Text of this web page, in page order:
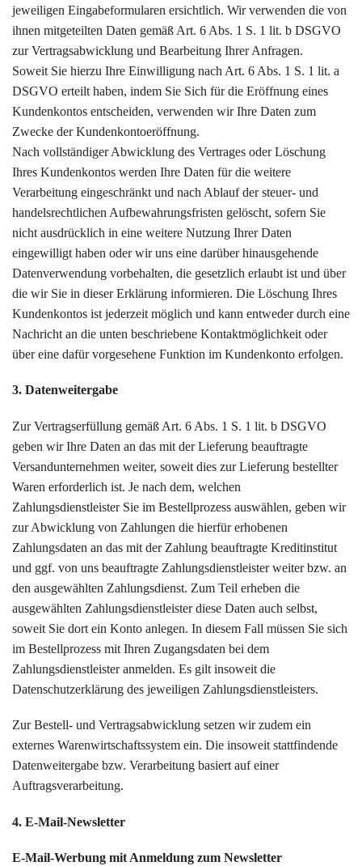
jeweiligen Eingabeformularen ersichtlich. Wir verwenden die von
ihnen mitgeteilten Daten gemäß Art. 6 Abs. 1 S. 1 lit. b DSGVO
zur Vertragsabwicklung und Bearbeitung Ihrer Anfragen.
Soweit Sie hierzu Ihre Einwilligung nach Art. 6 Abs. 1 S. 1 lit. a
DSGVO erteilt haben, indem Sie Sich für die Eröffnung eines
Kundenkontos entscheiden, verwenden wir Ihre Daten zum
Zwecke der Kundenkontoeröffnung.
Nach vollständiger Abwicklung des Vertrages oder Löschung
Ihres Kundenkontos werden Ihre Daten für die weitere
Verarbeitung eingeschränkt und nach Ablauf der steuer- und
handelsrechtlichen Aufbewahrungsfristen gelöscht, sofern Sie
nicht ausdrücklich in eine weitere Nutzung Ihrer Daten
eingewilligt haben oder wir uns eine darüber hinausgehende
Datenverwendung vorbehalten, die gesetzlich erlaubt ist und über
die wir Sie in dieser Erklärung informieren. Die Löschung Ihres
Kundenkontos ist jederzeit möglich und kann entweder durch eine
Nachricht an die unten beschriebene Kontaktmöglichkeit oder
über eine dafür vorgesehene Funktion im Kundenkonto erfolgen.
3. Datenweitergabe
Zur Vertragserfüllung gemäß Art. 6 Abs. 1 S. 1 lit. b DSGVO
geben wir Ihre Daten an das mit der Lieferung beauftragte
Versandunternehmen weiter, soweit dies zur Lieferung bestellter
Waren erforderlich ist. Je nach dem, welchen
Zahlungsdienstleister Sie im Bestellprozess auswählen, geben wir
zur Abwicklung von Zahlungen die hierfür erhobenen
Zahlungsdaten an das mit der Zahlung beauftragte Kreditinstitut
und ggf. von uns beauftragte Zahlungsdienstleister weiter bzw. an
den ausgewählten Zahlungsdienst. Zum Teil erheben die
ausgewählten Zahlungsdienstleister diese Daten auch selbst,
soweit Sie dort ein Konto anlegen. In diesem Fall müssen Sie sich
im Bestellprozess mit Ihren Zugangsdaten bei dem
Zahlungsdienstleister anmelden. Es gilt insoweit die
Datenschutzerklärung des jeweiligen Zahlungsdienstleisters.
Zur Bestell- und Vertragsabwicklung setzen wir zudem ein
externes Warenwirtschaftssystem ein. Die insoweit stattfindende
Datenweitergabe bzw. Verarbeitung basiert auf einer
Auftragsverarbeitung.
4. E-Mail-Newsletter
E-Mail-Werbung mit Anmeldung zum Newsletter